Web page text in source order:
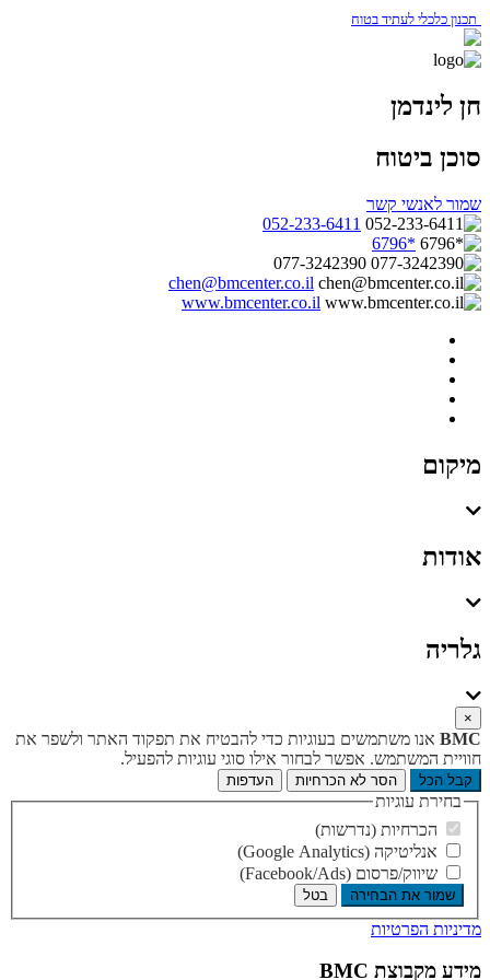
תכנון כלכלי לעתיד בטוח
חן לינדמן
סוכן ביטוח
שמור לאנשי קשר
052-233-6411
*6796
077-3242390
chen@bmcenter.co.il
www.bmcenter.co.il
מיקום
אודות
גלריה
×
BMC אנו משתמשים בעוגיות כדי להבטיח את תפקוד האתר ולשפר את
חוויית המשתמש. אפשר לבחור אילו סוגי עוגיות להפעיל.
קבל הכל הסר לא הכרחיות העדפות
בחירת עוגיות
הכרחיות (נדרשות)
אנליטיקה (Google Analytics)
שיווק/פרסום (Facebook/Ads)
שמור את הבחירה בטל
מדיניות הפרטיות
מידע מקבוצת BMC